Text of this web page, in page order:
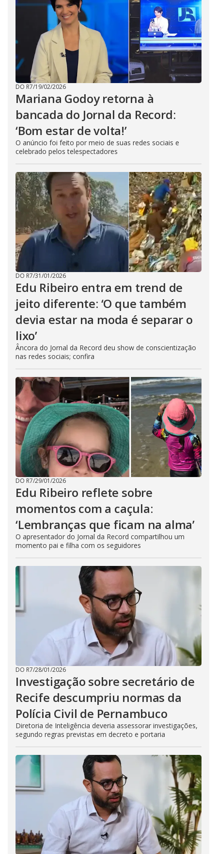
DO R7/19/02/2026
Mariana Godoy retorna à
bancada do Jornal da Record:
‘Bom estar de volta!’
O anúncio foi feito por meio de suas redes sociais e
celebrado pelos telespectadores
DO R7/31/01/2026
Edu Ribeiro entra em trend de
jeito diferente: ‘O que também
devia estar na moda é separar o
lixo’
Âncora do Jornal da Record deu show de conscientização
nas redes sociais; confira
DO R7/29/01/2026
Edu Ribeiro reflete sobre
momentos com a caçula:
‘Lembranças que ficam na alma’
O apresentador do Jornal da Record compartilhou um
momento pai e filha com os seguidores
DO R7/28/01/2026
Investigação sobre secretário de
Recife descumpriu normas da
Polícia Civil de Pernambuco
Diretoria de Inteligência deveria assessorar investigações,
segundo regras previstas em decreto e portaria